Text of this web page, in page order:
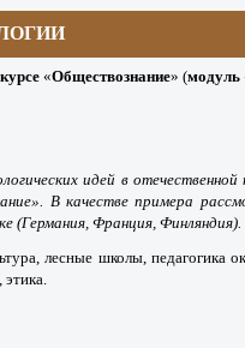
курсе «Обществознание» (модуль
идей в
В качестве примера
(Германия, Франция, Финляндия).
лесные школы, педагогика
этика.